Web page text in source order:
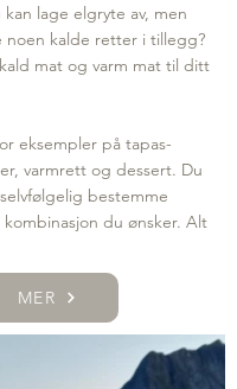
lage elgryte av, men
noen kalde retter i tillegg?
mat og varm mat til ditt
eksempler på tapas-
varmrett og dessert. Du
bestemme
kombinasjon du ønsker. Alt
MER